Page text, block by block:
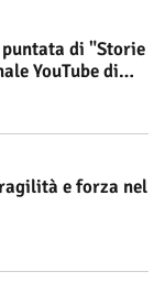
puntata di "Storie
YouTube di
e forza nel